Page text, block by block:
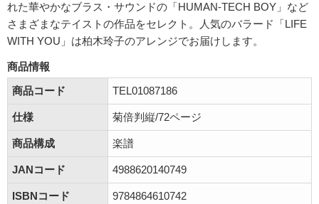
れた華やかなブラス・サウンドの「HUMAN-TECH BOY」など
さまざまなテイストの作品をセレクト。人気のバラード「LIFE
WITH YOU」は柏木玲子のアレンジでお届けします。
商品情報
商品コード
TEL01087186
仕様 菊倍判縦/72ページ
商品構成 楽譜
JANコード 4988620140749
ISBNコード 9784864610742